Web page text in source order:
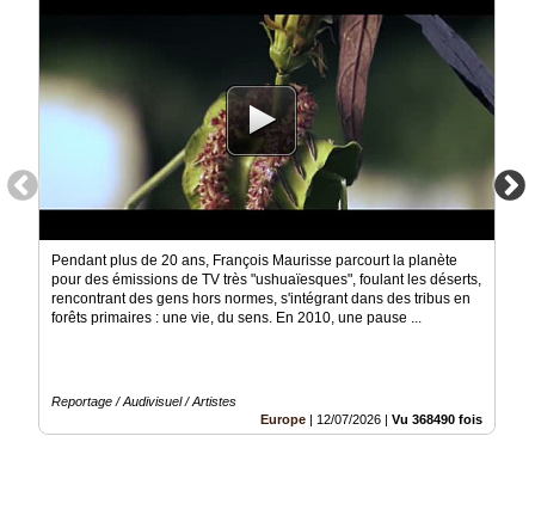
Accueil
Agenda
Vidéos
Médias
Prémium
Pendant plus de 20 ans, François Maurisse parcourt la planète
pour des émissions de TV très "ushuaïesques", foulant les déserts,
rencontrant des gens hors normes, s'intégrant dans des tribus en
forêts primaires : une vie, du sens. En 2010, une pause ...
Reportage / Audivisuel / Artistes
Europe
12/07/2026 Vu 368490 fois